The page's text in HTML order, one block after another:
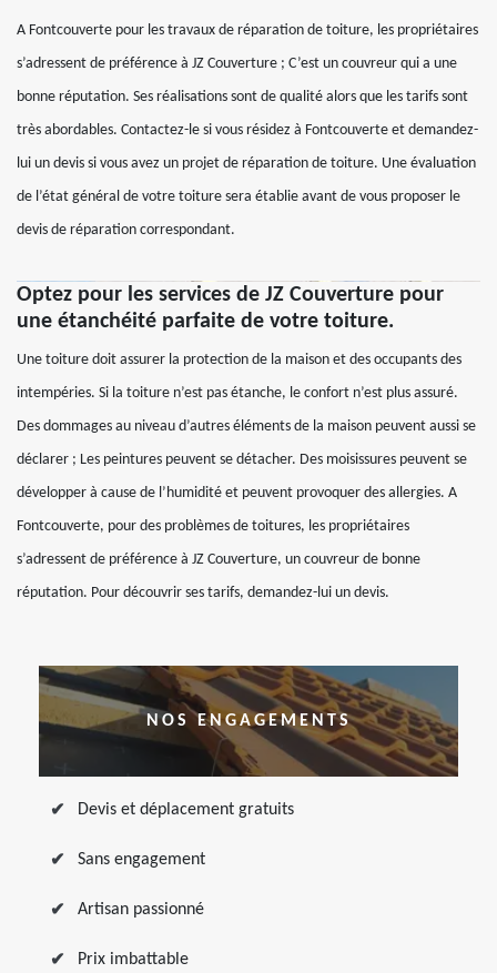
A Fontcouverte pour les travaux de réparation de toiture, les propriétaires
s’adressent de préférence à JZ Couverture ; C’est un couvreur qui a une
bonne réputation. Ses réalisations sont de qualité alors que les tarifs sont
très abordables. Contactez-le si vous résidez à Fontcouverte et demandez-
lui un devis si vous avez un projet de réparation de toiture. Une évaluation
de l’état général de votre toiture sera établie avant de vous proposer le
devis de réparation correspondant.
Optez pour les services de JZ Couverture pour
une étanchéité parfaite de votre toiture.
Une toiture doit assurer la protection de la maison et des occupants des
intempéries. Si la toiture n’est pas étanche, le confort n’est plus assuré.
Des dommages au niveau d’autres éléments de la maison peuvent aussi se
déclarer ; Les peintures peuvent se détacher. Des moisissures peuvent se
développer à cause de l’humidité et peuvent provoquer des allergies. A
Fontcouverte, pour des problèmes de toitures, les propriétaires
s’adressent de préférence à JZ Couverture, un couvreur de bonne
réputation. Pour découvrir ses tarifs, demandez-lui un devis.
NOS ENGAGEMENTS
Devis et déplacement gratuits
Sans engagement
Artisan passionné
Prix imbattable